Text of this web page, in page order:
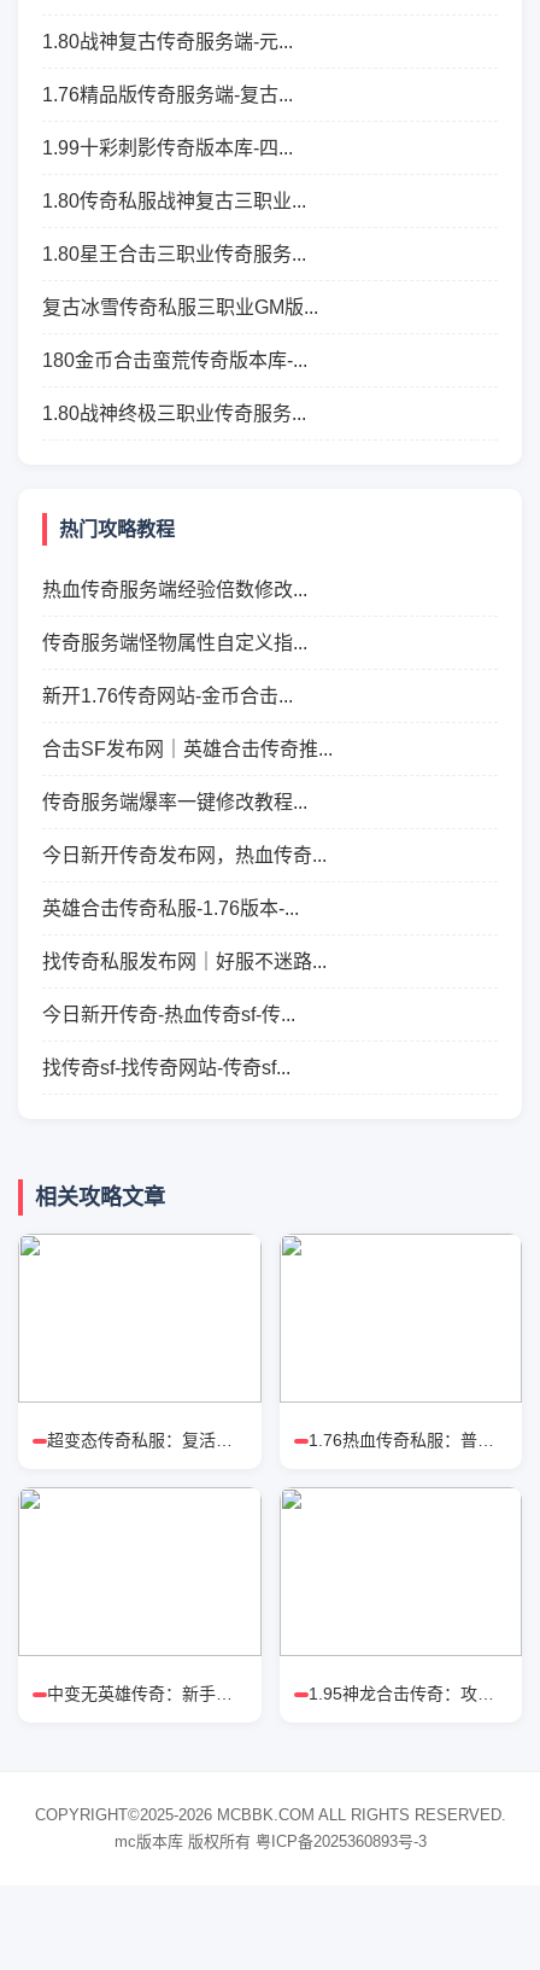
1.80战神复古传奇服务端-元...
1.76精品版传奇服务端-复古...
1.99十彩刺影传奇版本库-四...
1.80传奇私服战神复古三职业...
1.80星王合击三职业传奇服务...
复古冰雪传奇私服三职业GM版...
180金币合击蛮荒传奇版本库-...
1.80战神终极三职业传奇服务...
热门攻略教程
热血传奇服务端经验倍数修改...
传奇服务端怪物属性自定义指...
新开1.76传奇网站-金币合击...
合击SF发布网｜英雄合击传奇推...
传奇服务端爆率一键修改教程...
今日新开传奇发布网，热血传奇...
英雄合击传奇私服-1.76版本-...
找传奇私服发布网｜好服不迷路...
今日新开传奇-热血传奇sf-传...
找传奇sf-找传奇网站-传奇sf...
相关攻略文章
1.76热血传奇私服：普通玩家高效打
1.95神龙合击传奇：攻城战狂战流派
COPYRIGHT©2025-2026 MCBBK.COM ALL RIGHTS RESERVED.
mc版本库 版权所有 粤ICP备2025360893号-3